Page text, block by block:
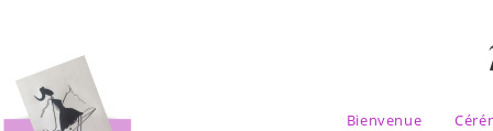
content
Bienvenue